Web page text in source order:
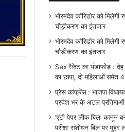
भोरमदेव कॉरिडोर को मिलेगी
चौड़ीकरण का इंतजार
भोरमदेव कॉरिडोर को मिलेगी
चौड़ीकरण का इंतजार
Sex रैकेट का भंडाफोड़ : देह
का छापा, दो महिलाओं समेत 4
प्रेस कांफ्रेंस : भाजपा
प्रदेश भर के अटल प्रतिमाओं
‘एंटी पेपर लीक बिल’ कानून
परीक्षा संशोधन बिल पर